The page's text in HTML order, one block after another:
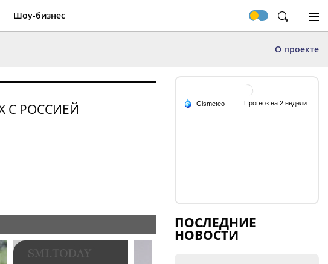
Шоу-бизнес
О проекте
С РОССИЕЙ
ПОСЛЕДНИЕ
НОВОСТИ